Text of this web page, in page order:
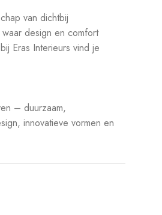
van dichtbij
design en comfort
Eras Interieurs vind je
– duurzaam,
innovatieve vormen en